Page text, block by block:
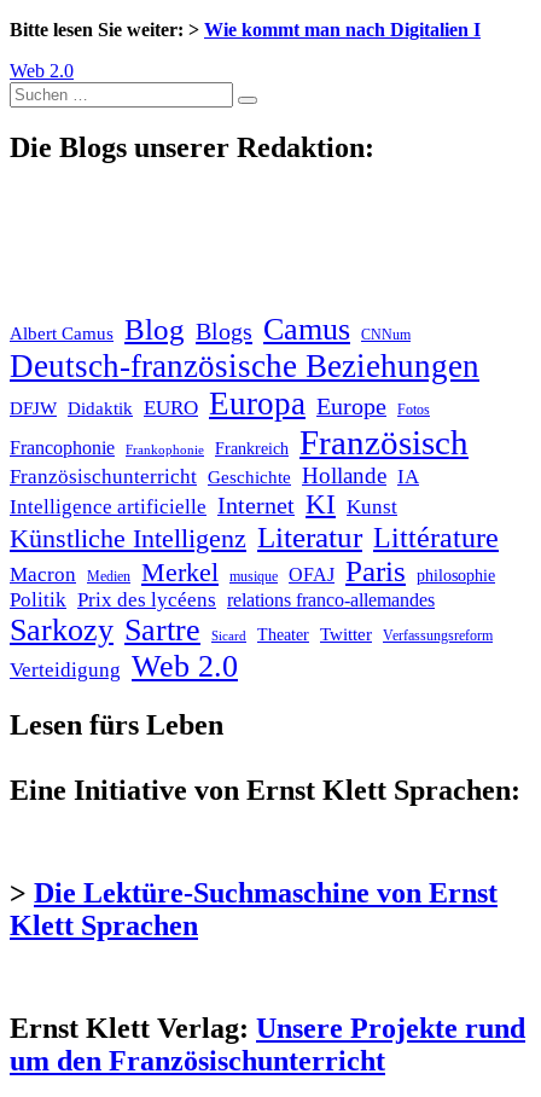
Bitte lesen Sie weiter: > Wie kommt man nach Digitalien I
Web 2.0
Suche
nach:
Die Blogs unserer Redaktion:
Albert Camus Blog Blogs Camus CNNum
Deutsch-französische Beziehungen
DFJW Didaktik EURO Europa Europe Fotos
Francophonie Frankophonie Frankreich Französisch
Französischunterricht Geschichte Hollande IA
Intelligence artificielle Internet KI Kunst
Künstliche Intelligenz Literatur Littérature
Macron Medien Merkel musique OFAJ Paris philosophie
Politik Prix des lycéens relations franco-allemandes
Sarkozy Sartre Sicard Theater Twitter Verfassungsreform
Verteidigung Web 2.0
Lesen fürs Leben
Eine Initiative von Ernst Klett Sprachen:
> Die Lektüre-Suchmaschine von Ernst
Klett Sprachen
Ernst Klett Verlag: Unsere Projekte rund
um den Französischunterricht